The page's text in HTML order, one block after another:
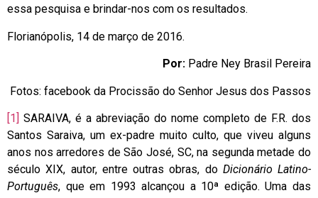
essa pesquisa e brindar-nos com os resultados.
Florianópolis, 14 de março de 2016.
Por: Padre Ney Brasil Pereira
Fotos: facebook da Procissão do Senhor Jesus dos Passos
[1] SARAIVA, é a abreviação do nome completo de F.R. dos
Santos Saraiva, um ex-padre muito culto, que viveu alguns
anos nos arredores de São José, SC, na segunda metade do
século XIX, autor, entre outras obras, do Dicionário Latino-
Português, que em 1993 alcançou a 10ª edição. Uma das